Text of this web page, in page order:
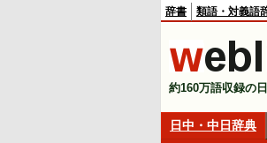
辞書 類語・対義語
約160万語収録の
日中・中日辞典